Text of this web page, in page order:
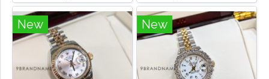
New New